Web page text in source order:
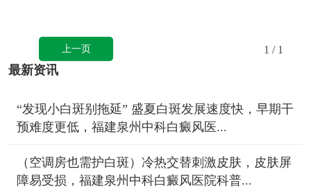
上一页 1 / 1
最新资讯
“发现小白斑别拖延” 盛夏白斑发展速度快，早期干
预难度更低，福建泉州中科白癜风医...
（空调房也需护白斑）冷热交替刺激皮肤，皮肤屏
障易受损，福建泉州中科白癜风医院科普...